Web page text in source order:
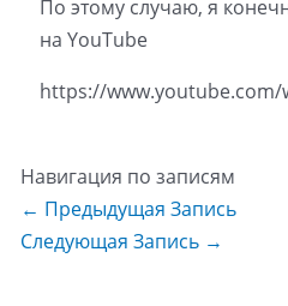
По этому случаю, я
на YouTube
https://www.youtube.com/
Навигация по записям
← Предыдущая Запись
Следующая Запись →